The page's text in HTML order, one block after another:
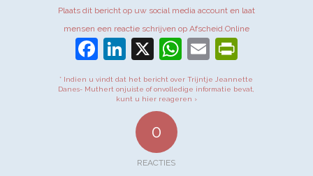
Plaats dit bericht op uw social media account en laat
mensen een reactie schrijven op Afscheid.Online
Facebook
LinkedIn
X WhatsApp
Email
* Indien u vindt dat het bericht over Trijntje Jeannette
Danes- Muthert onjuiste of onvolledige informatie bevat,
kunt u hier reageren ›
0
REACTIES